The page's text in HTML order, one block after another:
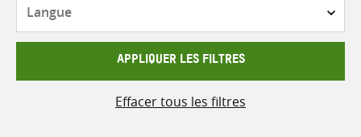
APPLIQUER LES FILTRES
Effacer tous les filtres